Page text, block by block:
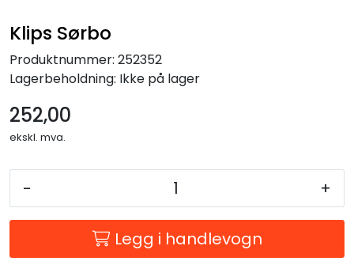
Klips Sørbo
Produktnummer: 252352
Lagerbeholdning: Ikke på lager
252,00
ekskl. mva.
- +
Legg i handlevogn